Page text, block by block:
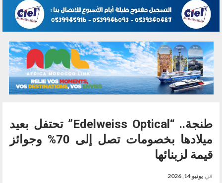
طنجة.. “Edelweiss Optical” تحتفل بعيد
ميلادها بخصومات تصل إلى 70% وجوائز
قيمة لزبنائها
في يونيو 14, 2026